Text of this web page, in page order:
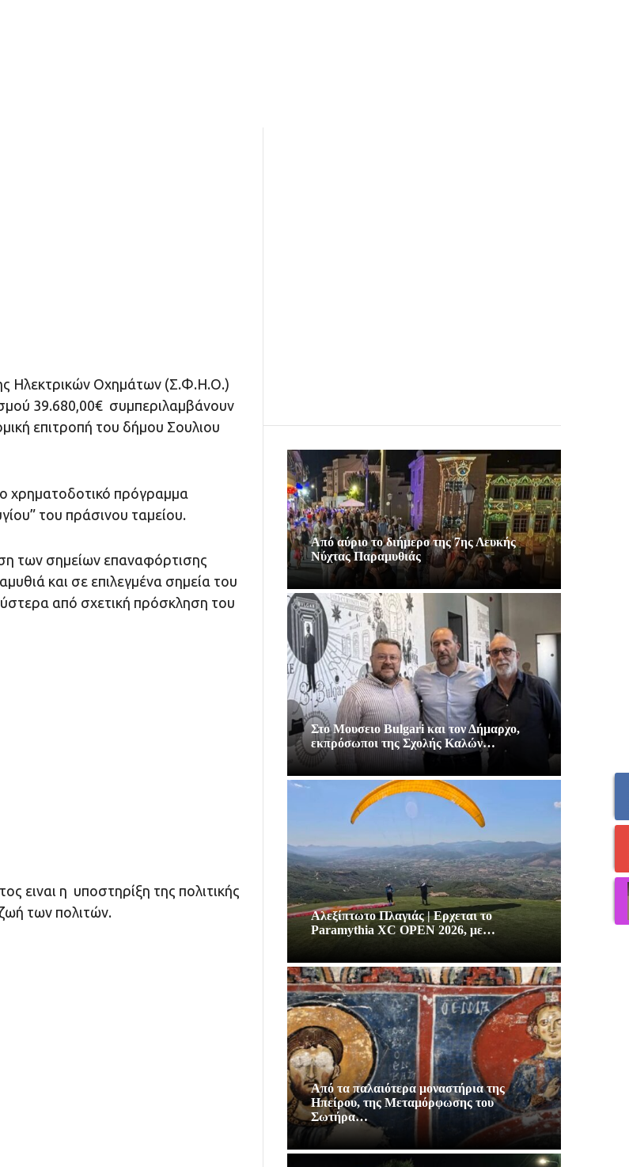
Ηλεκτρικών Οχημάτων (Σ.Φ.Η.Ο.)
39.680,00€ συμπεριλαμβάνουν
επιτροπή του δήμου Σουλιου
χρηματοδοτικό πρόγραμμα
του πράσινου ταμείου.
των σημείων επαναφόρτισης
και σε επιλεγμένα σημεία του
από σχετική πρόσκληση του
ειναι η υποστηρίξη της πολιτικής
των πολιτών.
Από αύριο το διήμερο της 7ης Λευκής
Νύχτας Παραμυθιάς
Στο Μουσειο Bulgari και τον Δήμαρχο,
εκπρόσωποι της Σχολής Καλών…
Αλεξίπτωτο Πλαγιάς | Ερχεται το
Paramythia XC OPEN 2026, με…
Από τα παλαιότερα μοναστήρια της
Ηπείρου, της Μεταμόρφωσης του
Σωτήρα…